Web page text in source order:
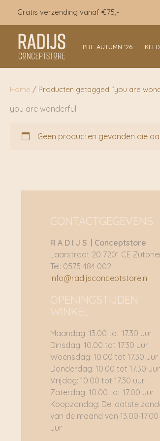
inhoud
Gratis verzending vanaf €75,-
PRE-AUTUMN ‘26
Home / Producten getagged “you are
you are wonderful
Geen producten gevonden die
CONTACTGEGEVENS
R A D I J S | Conceptstore
Laarstraat 20 7201 CE
Tel: 0575 484 002
info@radijsconceptstore.nl
OPENINGSTIJDEN
WINKEL
Maandag: 13.00 tot 17.30 uur
Dinsdag: 10.00 tot 17.30 uur
Woensdag: 10.00 tot 17.30 uur
Donderdag: 10.00 tot 17.30 uur
Vrijdag: 10.00 tot 17.30 uur
Zaterdag: 10.00 tot 17.00 uur
Koopzondag: De laatste
van de maand van 13.00-17.00
uur